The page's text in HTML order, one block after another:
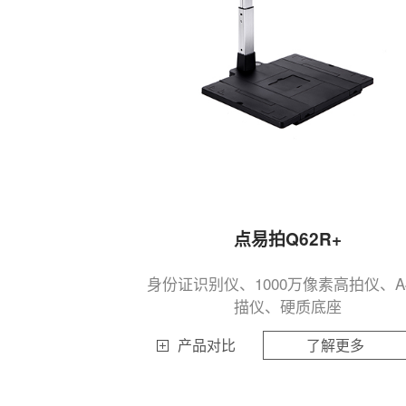
点易拍Q62R+
身份证识别仪、1000万像素高拍仪、
描仪、硬质底座
产品对比 了解更多